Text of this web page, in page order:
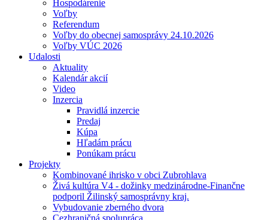
Hospodárenie
Voľby
Referendum
Voľby do obecnej samosprávy 24.10.2026
Voľby VÚC 2026
Udalosti
Aktuality
Kalendár akcií
Video
Inzercia
Pravidlá inzercie
Predaj
Kúpa
Hľadám prácu
Ponúkam prácu
Projekty
Kombinované ihrisko v obci Zubrohlava
Živá kultúra V4 - dožinky medzinárodne-Finančne
podporil Žilinský samosprávny kraj.
Vybudovanie zberného dvora
Cezhraničná spolupráca